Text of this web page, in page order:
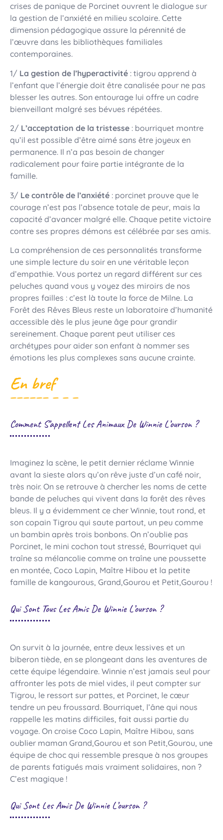
crises de panique de Porcinet ouvrent le dialogue sur
la gestion de l’anxiété en milieu scolaire. Cette
dimension pédagogique assure la pérennité de
l’œuvre dans les bibliothèques familiales
contemporaines.
1/ La gestion de l’hyperactivité : tigrou apprend à
l’enfant que l’énergie doit être canalisée pour ne pas
blesser les autres. Son entourage lui offre un cadre
bienveillant malgré ses bévues répétées.
2/ L’acceptation de la tristesse : bourriquet montre
qu’il est possible d’être aimé sans être joyeux en
permanence. Il n’a pas besoin de changer
radicalement pour faire partie intégrante de la
famille.
3/ Le contrôle de l’anxiété : porcinet prouve que le
courage n’est pas l’absence totale de peur, mais la
capacité d’avancer malgré elle. Chaque petite victoire
contre ses propres démons est célébrée par ses amis.
La compréhension de ces personnalités transforme
une simple lecture du soir en une véritable leçon
d’empathie. Vous portez un regard différent sur ces
peluches quand vous y voyez des miroirs de nos
propres failles : c’est là toute la force de Milne. La
Forêt des Rêves Bleus reste un laboratoire d’humanité
accessible dès le plus jeune âge pour grandir
sereinement. Chaque parent peut utiliser ces
archétypes pour aider son enfant à nommer ses
émotions les plus complexes sans aucune crainte.
En bref
Comment S’appellent Les Animaux De Winnie L’ourson ?
Imaginez la scène, le petit dernier réclame Winnie
avant la sieste alors qu’on rêve juste d’un café noir,
très noir. On se retrouve à chercher les noms de cette
bande de peluches qui vivent dans la forêt des rêves
bleus. Il y a évidemment ce cher Winnie, tout rond, et
son copain Tigrou qui saute partout, un peu comme
un bambin après trois bonbons. On n’oublie pas
Porcinet, le mini cochon tout stressé, Bourriquet qui
traîne sa mélancolie comme on traîne une poussette
en montée, Coco Lapin, Maître Hibou et la petite
famille de kangourous, Grand,Gourou et Petit,Gourou !
Qui Sont Tous Les Amis De Winnie L’ourson ?
On survit à la journée, entre deux lessives et un
biberon tiède, en se plongeant dans les aventures de
cette équipe légendaire. Winnie n’est jamais seul pour
affronter les pots de miel vides, il peut compter sur
Tigrou, le ressort sur pattes, et Porcinet, le cœur
tendre un peu froussard. Bourriquet, l’âne qui nous
rappelle les matins difficiles, fait aussi partie du
voyage. On croise Coco Lapin, Maître Hibou, sans
oublier maman Grand,Gourou et son Petit,Gourou, une
équipe de choc qui ressemble presque à nos groupes
de parents fatigués mais vraiment solidaires, non ?
C’est magique !
Qui Sont Les Amis De Winnie L’ourson ?